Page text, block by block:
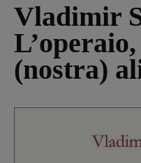
Vladimir
(nostra)